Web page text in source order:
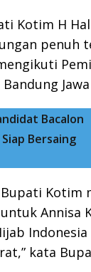
Kotim H
penuh
Bacalon
Bersaing
Bupati Kotim
Annisa
Indonesia
kata